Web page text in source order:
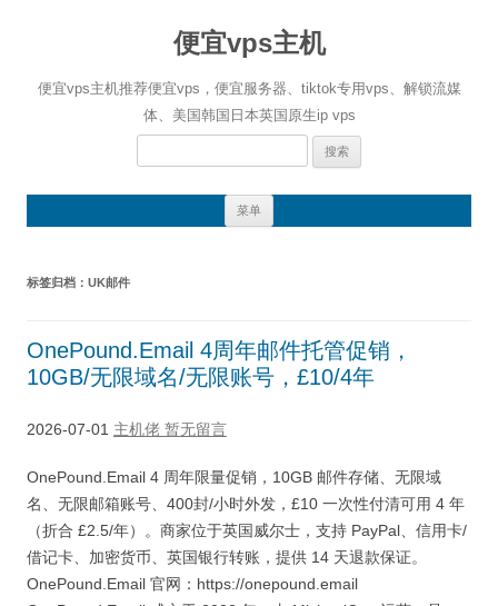
便宜vps主机
便宜vps主机推荐便宜vps，便宜服务器、tiktok专用vps、解锁流媒
体、美国韩国日本英国原生ip vps
搜
菜单
标签归档： UK邮件
OnePound.Email 4周年邮件托管促销，
10GB/无限域名/无限账号，£10/4年
2026-07-01 主机佬 暂无留言
OnePound.Email 4 周年限量促销，10GB 邮件存储、无限域
名、无限邮箱账号、400封/小时外发，£10 一次性付清可用 4 年
（折合 £2.5/年）。商家位于英国威尔士，支持 PayPal、信用卡/
借记卡、加密货币、英国银行转账，提供 14 天退款保证。
OnePound.Email 官网：https://onepound.email